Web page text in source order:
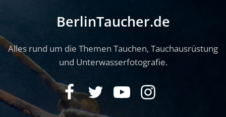
BerlinTaucher.de
Alles rund um die Themen Tauchen, Tauchausrüstung
und Unterwasserfotografie.